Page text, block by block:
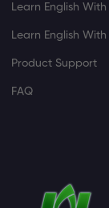
Learn English
Learn English
Product Support
FAQ